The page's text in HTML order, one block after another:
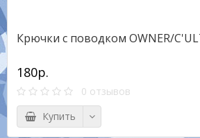
Крючки с поводком OWNER/
180р.
0 отзывов
Купить